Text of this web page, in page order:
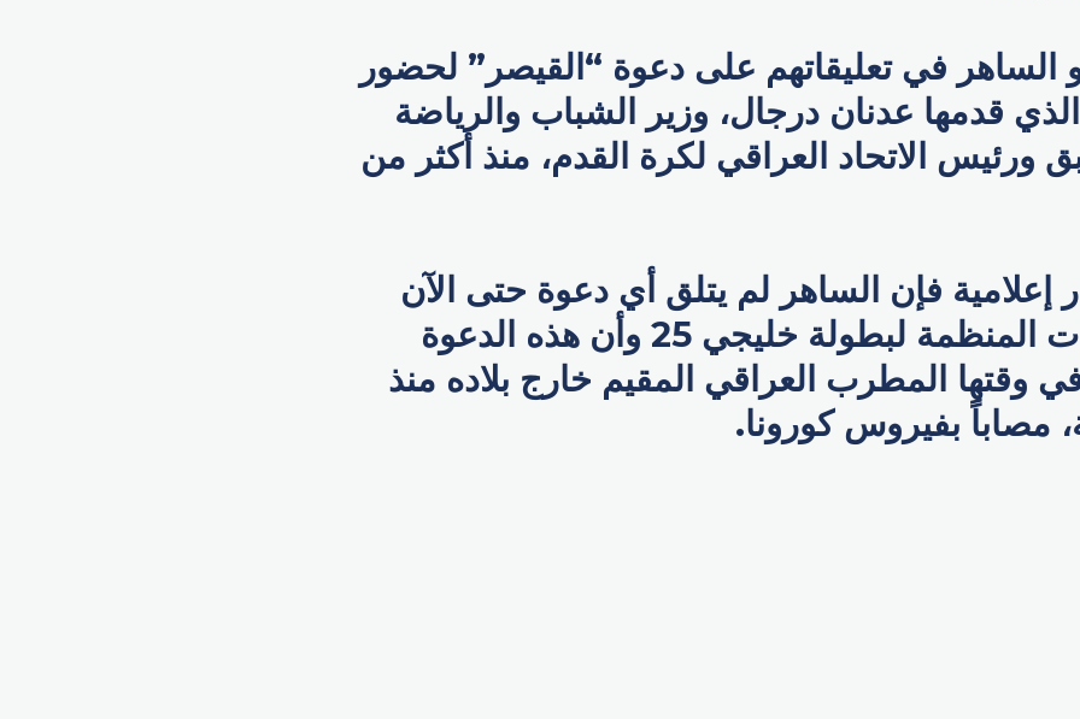
الساهر في تعليقاتهم على دعوة “القيصر” لحضور
قدمها عدنان درجال، وزير الشباب والرياضة
ورئيس الاتحاد العراقي لكرة القدم، منذ أكثر من
فإن الساهر لم يتلق أي دعوة حتى الآن
من قبل الجهات المنظمة لبطولة خليجي 25 وأن هذه الدعوة
وقتها المطرب العراقي المقيم خارج بلاده منذ
مصاباً ب‍فيروس كورونا.